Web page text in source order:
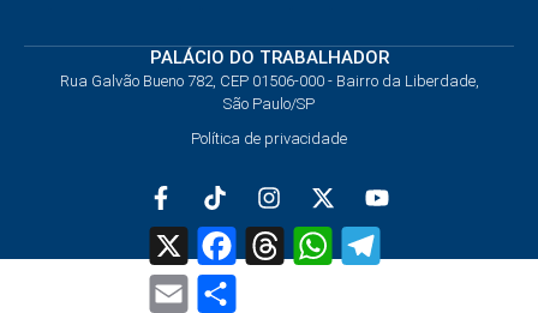
PALÁCIO DO TRABALHADOR
Rua Galvão Bueno 782, CEP 01506-000 - Bairro da Liberdade,
São Paulo/SP
Política de privacidade
X Facebook
ThreadsWhatsAppTelegram
EmailShare